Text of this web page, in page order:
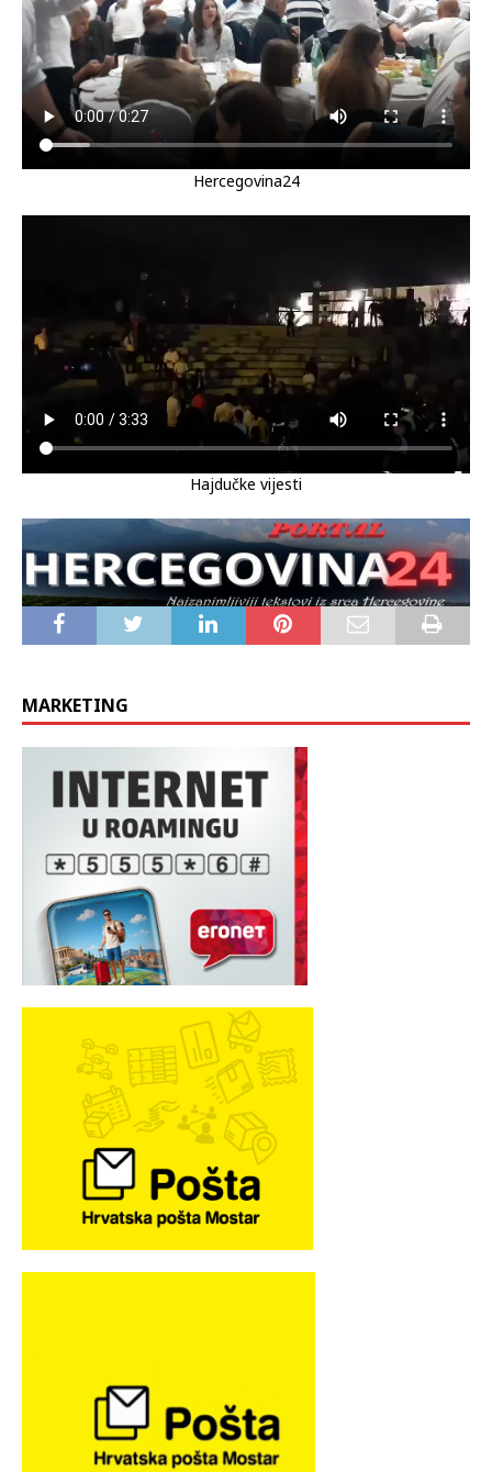
Hercegovina24
Hajdučke vijesti
MARKETING